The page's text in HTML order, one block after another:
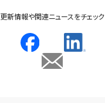
更新情報や関連ニュースをチェック